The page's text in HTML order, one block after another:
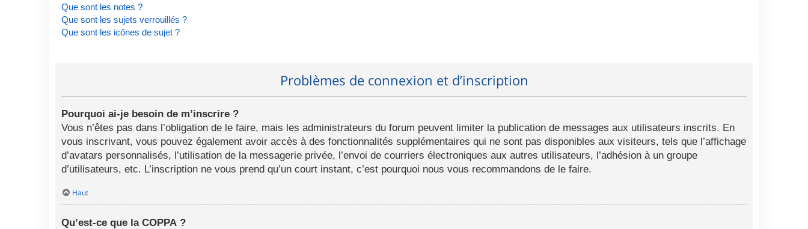
Que sont les notes ?
Que sont les sujets verrouillés ?
Que sont les icônes de sujet ?
Problèmes de connexion et d’inscription
Pourquoi ai-je besoin de m’inscrire ?
Vous n’êtes pas dans l’obligation de le faire, mais les administrateurs du forum peuvent limiter la publication de messages aux utilisateurs inscrits. En
vous inscrivant, vous pouvez également avoir accès à des fonctionnalités supplémentaires qui ne sont pas disponibles aux visiteurs, tels que l’affichage
d’avatars personnalisés, l’utilisation de la messagerie privée, l’envoi de courriers électroniques aux autres utilisateurs, l’adhésion à un groupe
d’utilisateurs, etc. L’inscription ne vous prend qu’un court instant, c’est pourquoi nous vous recommandons de le faire.
Haut
Qu’est-ce que la COPPA ?